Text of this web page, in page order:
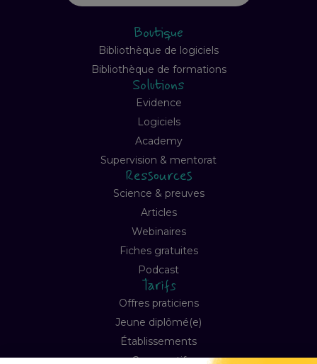
Boutique
Bibliothèque de logiciels
Bibliothèque de formations
Solutions
Evidence
Logiciels
Academy
Supervision & mentorat
Ressources
Science & preuves
Articles
Webinaires
Fiches gratuites
Podcast
Tarifs
Offres praticiens
Jeune diplômé(e)
Établissements
Comparatif